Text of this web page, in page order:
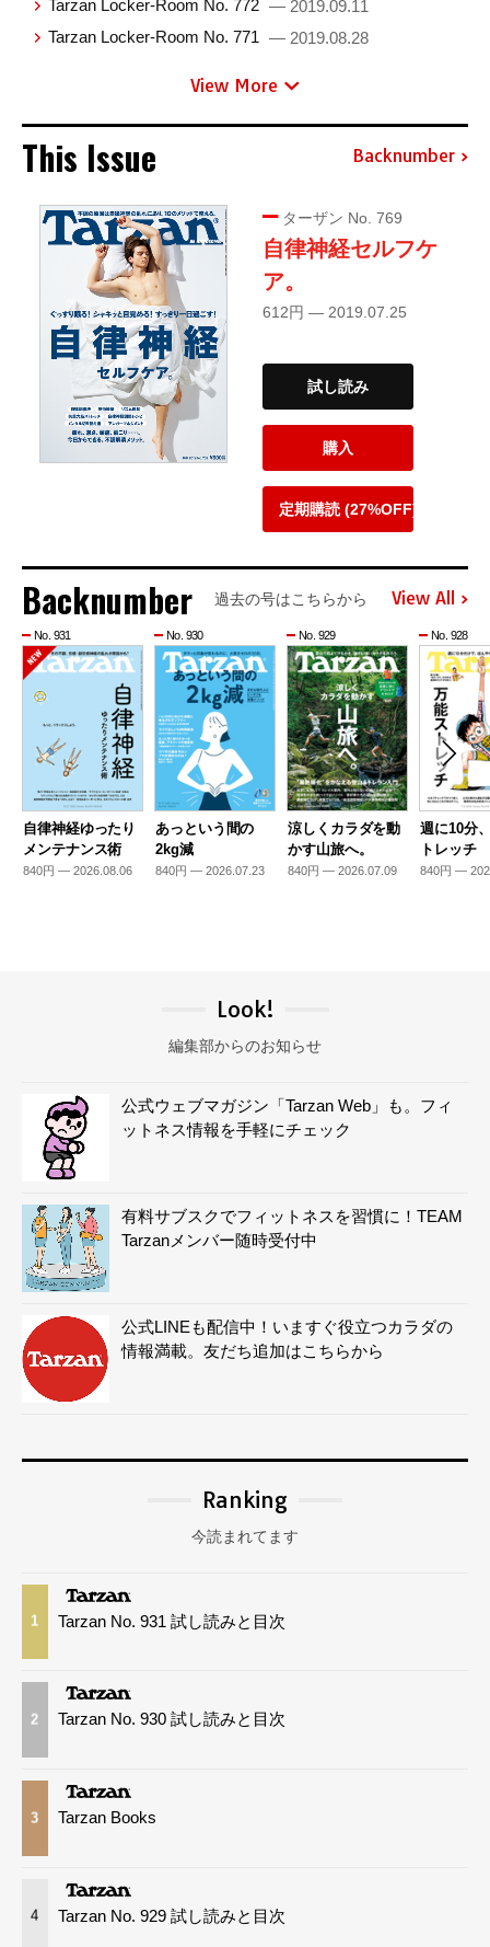
Tarzan Locker-Room No. 772 — 2019.09.11
Tarzan Locker-Room No. 771 — 2019.08.28
View More
This Issue Backnumber
ターザン No. 769
自律神経セルフケ
ア。
612円 — 2019.07.25
試し読み
購入
定期購読 (27%OFF)
Backnumber 過去の号はこちらから View All
No. 931
自律神経ゆったり
メンテナンス術
840円 — 2026.08.06
No. 930
あっという間の
2kg減
840円 — 2026.07.23
No. 929
涼しくカラダを動
かす山旅へ。
840円 — 2026.07.09
No. 928
週に10分
トレッチ
840円 —
Look!
編集部からのお知らせ
公式ウェブマガジン「Tarzan Web」も。フィ
ットネス情報を手軽にチェック
有料サブスクでフィットネスを習慣に！TEAM
Tarzanメンバー随時受付中
公式LINEも配信中！いますぐ役立つカラダの
情報満載。友だち追加はこちらから
Ranking
今読まれてます
1 Tarzan No. 931 試し読みと目次
2 Tarzan No. 930 試し読みと目次
3 Tarzan Books
4 Tarzan No. 929 試し読みと目次